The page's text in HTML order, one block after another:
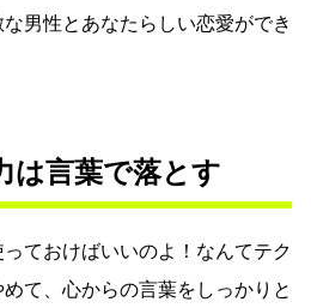
男性とあなたらしい恋愛ができ
は言葉で落とす
ておけばいいのよ！なんてテク
て、心からの言葉をしっかりと